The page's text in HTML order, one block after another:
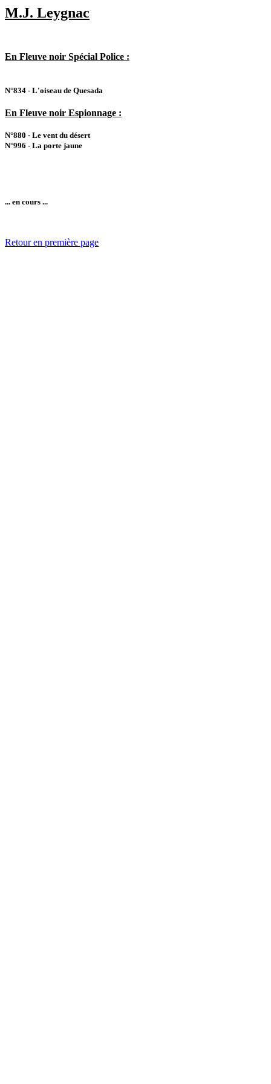
M.J. Leygnac
En Fleuve noir Spécial Police :
N°834 - L'oiseau de Quesada
En Fleuve noir Espionnage :
N°880 - Le vent du désert
N°996 - La porte jaune
... en cours ...
Retour en première page